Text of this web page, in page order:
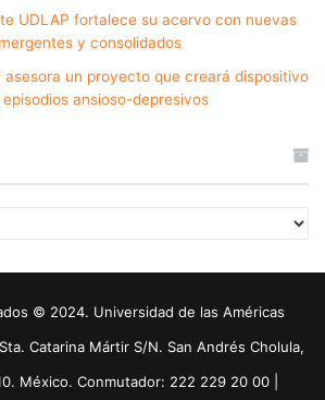
UDLAP fortalece su acervo con nuevas
y consolidados
asesora un proyecto que creará dispositivo
ansioso-depresivos
© 2024. Universidad de las Américas
Catarina Mártir S/N. San Andrés Cholula,
México. Conmutador: 222 229 20 00 |